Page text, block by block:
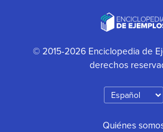
© 2015-2026 Enciclopedia de
derechos
Quiénes